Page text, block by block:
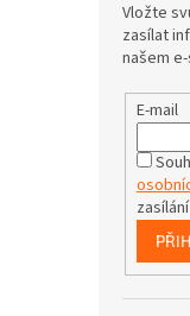
Vložte
zasílat
našem
E-mail